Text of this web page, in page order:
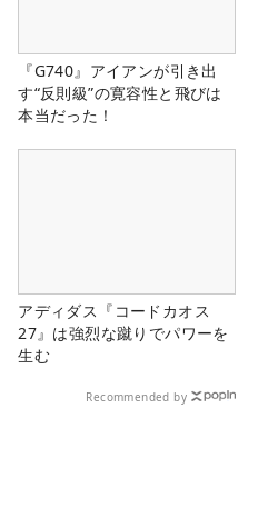
『G740』アイアンが引き出
す“反則級”の寛容性と飛びは
本当だった！
アディダス『コードカオス
27』は強烈な蹴りでパワーを
生む
Recommended by